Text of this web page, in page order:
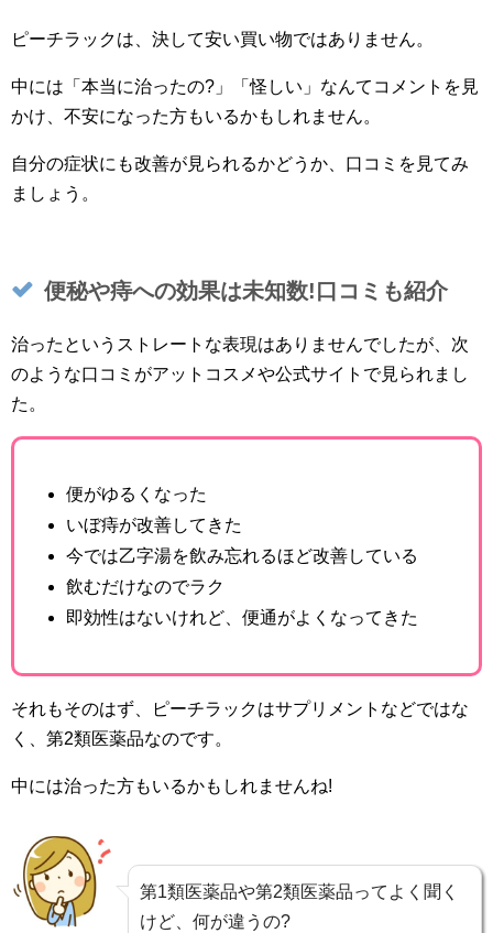
ピーチラックは、決して安い買い物ではありません。
中には「本当に治ったの?」「怪しい」なんてコメントを見
かけ、不安になった方もいるかもしれません。
自分の症状にも改善が見られるかどうか、口コミを見てみ
ましょう。
便秘や痔への効果は未知数!口コミも紹介
治ったというストレートな表現はありませんでしたが、次
のような口コミがアットコスメや公式サイトで見られまし
た。
便がゆるくなった
いぼ痔が改善してきた
今では乙字湯を飲み忘れるほど改善している
飲むだけなのでラク
即効性はないけれど、便通がよくなってきた
それもそのはず、ピーチラックはサプリメントなどではな
く、第2類医薬品なのです。
中には治った方もいるかもしれませんね!
第1類医薬品や第2類医薬品ってよく聞く
けど、何が違うの?